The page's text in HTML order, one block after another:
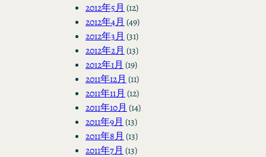
2012年5月 (12)
2012年4月 (49)
2012年3月 (31)
2012年2月 (13)
2012年1月 (19)
2011年12月 (11)
2011年11月 (12)
2011年10月 (14)
2011年9月 (13)
2011年8月 (13)
2011年7月 (13)